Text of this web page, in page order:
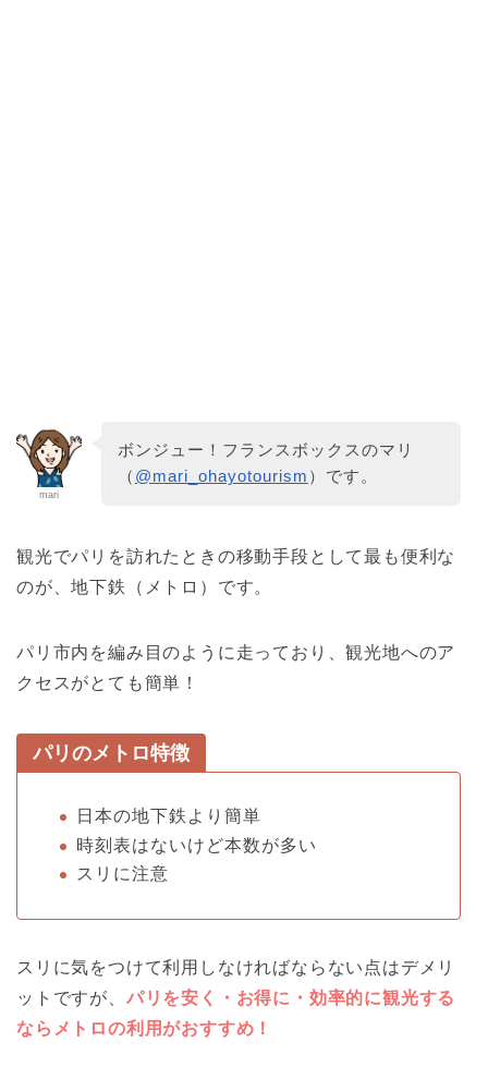
mari
ボンジュー！フランスボックスのマリ
（ @mari_ohayotourism ）です。
観光でパリを訪れたときの移動手段として最も便利な
のが、地下鉄（メトロ）です。
パリ市内を編み目のように走っており、観光地へのア
クセスがとても簡単！
パリのメトロ特徴
日本の地下鉄より簡単
時刻表はないけど本数が多い
スリに注意
スリに気をつけて利用しなければならない点はデメリ
ットですが、 パリを安く・お得に・効率的に観光する
ならメトロの利用がおすすめ！